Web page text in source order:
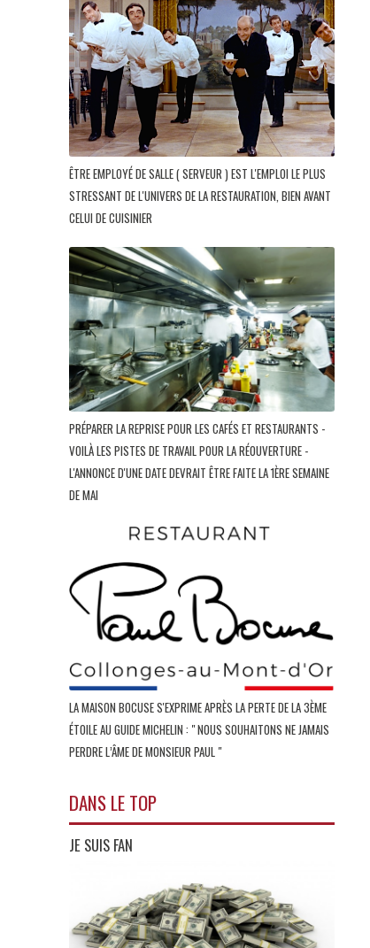
ÊTRE EMPLOYÉ DE SALLE ( SERVEUR ) EST L'EMPLOI LE PLUS
STRESSANT DE L'UNIVERS DE LA RESTAURATION, BIEN AVANT
CELUI DE CUISINIER
PRÉPARER LA REPRISE POUR LES CAFÉS ET RESTAURANTS -
VOILÀ LES PISTES DE TRAVAIL POUR LA RÉOUVERTURE -
L'ANNONCE D'UNE DATE DEVRAIT ÊTRE FAITE LA 1ÈRE SEMAINE
DE MAI
LA MAISON BOCUSE S'EXPRIME APRÈS LA PERTE DE LA 3ÈME
ÉTOILE AU GUIDE MICHELIN : " NOUS SOUHAITONS NE JAMAIS
PERDRE L’ÂME DE MONSIEUR PAUL "
DANS LE TOP
JE SUIS FAN